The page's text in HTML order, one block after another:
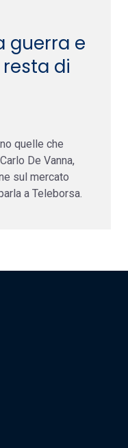
guerra e
di
quelle che
De Vanna,
sul mercato
a Teleborsa.